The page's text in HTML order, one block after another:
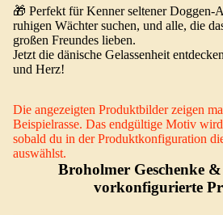
🎁 Perfekt für Kenner seltener Doggen-
ruhigen Wächter suchen, und alle, die
großen Freundes lieben.
Jetzt die dänische Gelassenheit
und Herz!
Die angezeigten Produktbilder zeigen
Beispielrasse. Das endgültige Motiv
sobald du in der Produktkonfiguration
auswählst.
Broholmer Geschenke
vorkonfigurierte